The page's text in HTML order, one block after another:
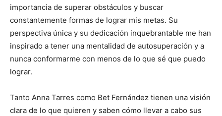
importancia de superar obstáculos y buscar
constantemente formas de lograr mis metas. Su
perspectiva única y su dedicación inquebrantable me han
inspirado a tener una mentalidad de autosuperación y a
nunca conformarme con menos de lo que sé que puedo
lograr.
Tanto Anna Tarres como Bet Fernández tienen una visión
clara de lo que quieren y saben cómo llevar a cabo sus